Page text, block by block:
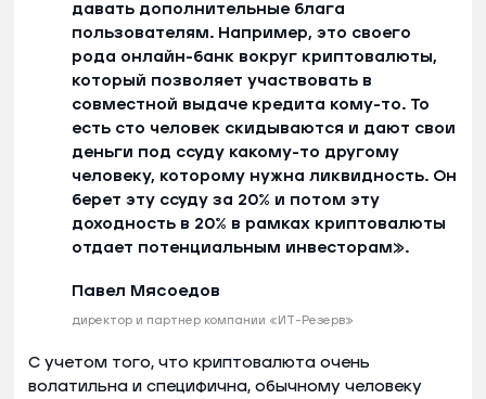
давать дополнительные блага
пользователям. Например, это своего
рода онлайн-банк вокруг криптовалюты,
который позволяет участвовать в
совместной выдаче кредита кому-то. То
есть сто человек скидываются и дают свои
деньги под ссуду какому-то другому
человеку, которому нужна ликвидность. Он
берет эту ссуду за 20% и потом эту
доходность в 20% в рамках криптовалюты
отдает потенциальным инвесторам».
Павел Мясоедов
директор и партнер компании «ИТ-Резерв»
С учетом того, что криптовалюта очень
волатильна и специфична, обычному человеку